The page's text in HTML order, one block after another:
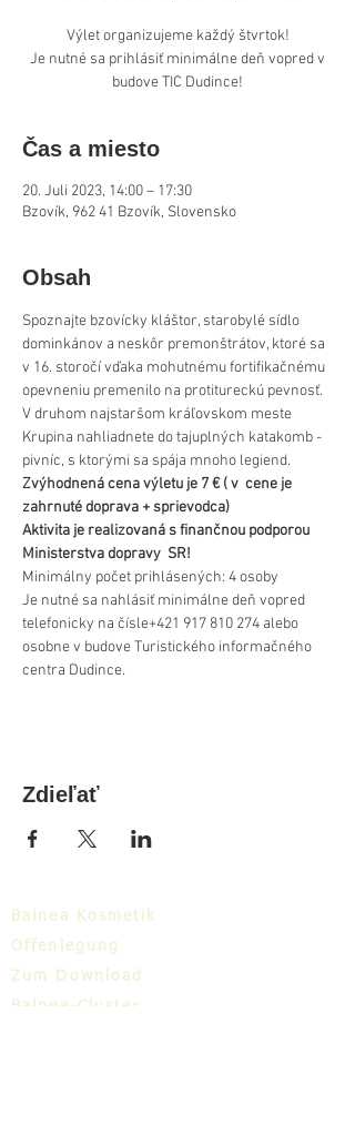
Výlet organizujeme každý štvrtok!
Je nutné sa prihlásiť minimálne deň vopred v
Čas a miesto
20. Juli 2023, 14:00 – 17:30
Bzovík, 962 41 Bzovík, Slovensko
Obsah
Spoznajte bzovícky kláštor, starobylé sídlo
dominkánov a neskôr premonštrátov, ktoré sa
v 16. storočí vďaka mohutnému fortifikačnému
opevneniu premenilo na protitureckú pevnosť.
V druhom najstaršom kráľovskom meste
Krupina nahliadnete do tajuplných katakomb -
pivníc, s ktorými sa spája mnoho legiend.
Zvýhodnená cena výletu je 7 € ( v  cene je
zahrnuté doprava + sprievodca)
Aktivita je realizovaná s finančnou podporou
Ministerstva dopravy  SR!
Minimálny počet prihlásených: 4 osoby
Je nutné sa nahlásiť minimálne deň vopred
telefonicky na čísle+421 917 810 274 alebo
osobne v budove Turistického informačného
centra Dudince.
Zdieľať
Balnea Kosmetik
Offenlegung
Zum Download
Balnea-Cluster